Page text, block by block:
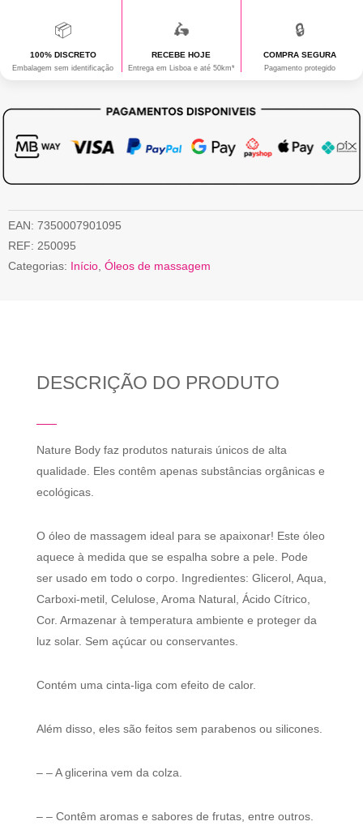
📦
100% DISCRETO
Embalagem sem identificação
🛵
RECEBE HOJE
Entrega em Lisboa e até 50km*
🔒
COMPRA SEGURA
Pagamento protegido
EAN: 7350007901095
REF: 250095
Categorias: Início Óleos de massagem
DESCRIÇÃO DO PRODUTO
Nature Body faz produtos naturais únicos de alta
qualidade. Eles contêm apenas substâncias orgânicas e
ecológicas.
O óleo de massagem ideal para se apaixonar! Este óleo
aquece à medida que se espalha sobre a pele. Pode
ser usado em todo o corpo. Ingredientes: Glicerol, Aqua,
Carboxi-metil, Celulose, Aroma Natural, Ácido Cítrico,
Cor. Armazenar à temperatura ambiente e proteger da
luz solar. Sem açúcar ou conservantes.
Contém uma cinta-liga com efeito de calor.
Além disso, eles são feitos sem parabenos ou silicones.
– – A glicerina vem da colza.
– – Contêm aromas e sabores de frutas, entre outros.